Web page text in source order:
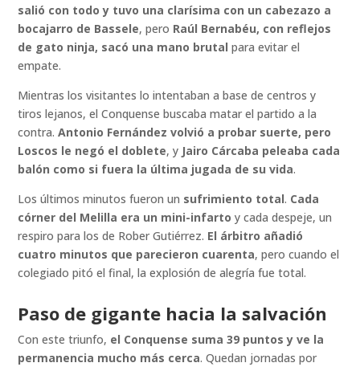
salió con todo y tuvo una clarísima con un cabezazo a
bocajarro de Bassele, pero Raúl Bernabéu, con reflejos
de gato ninja, sacó una mano brutal para evitar el
empate.
Mientras los visitantes lo intentaban a base de centros y
tiros lejanos, el Conquense buscaba matar el partido a la
contra.Antonio Fernández volvió a probar suerte, pero
Loscos le negó el doblete, y Jairo Cárcaba peleaba cada
balón como si fuera la última jugada de su vida.
Los últimos minutos fueron un sufrimiento total. Cada
córner del Melilla era un mini-infarto y cada despeje, un
respiro para los de Rober Gutiérrez. El árbitro añadió
cuatro minutos que parecieron cuarenta, pero cuando el
colegiado pitó el final, la explosión de alegría fue total.
Paso de gigante hacia la salvación
Con este triunfo, el Conquense suma 39 puntos y ve la
permanencia mucho más cerca. Quedan jornadas por